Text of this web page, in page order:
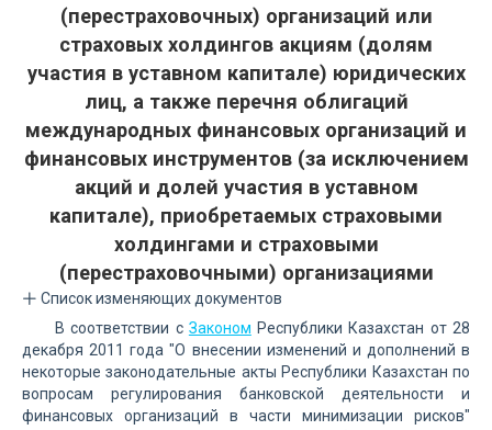
(перестраховочных) организаций или
страховых холдингов акциям (долям
участия в уставном капитале) юридических
лиц, а также перечня облигаций
международных финансовых организаций и
финансовых инструментов (за исключением
акций и долей участия в уставном
капитале), приобретаемых страховыми
холдингами и страховыми
(перестраховочными) организациями
Список изменяющих документов
В соответствии с Законом Республики Казахстан от 28
декабря 2011 года "О внесении изменений и дополнений в
некоторые законодательные акты Республики Казахстан по
вопросам регулирования банковской деятельности и
финансовых организаций в части минимизации рисков"